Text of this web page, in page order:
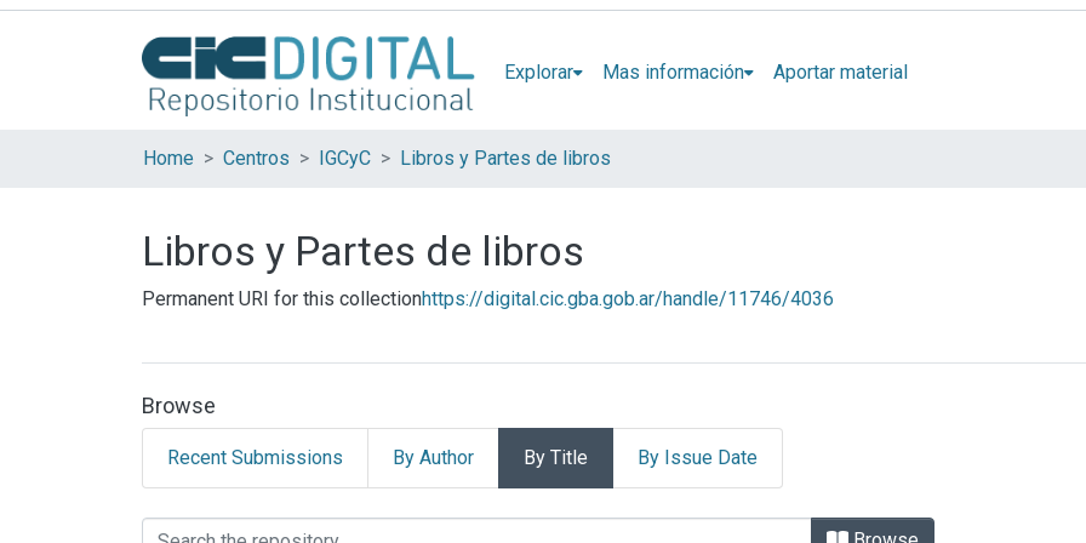
Explorar Mas información Aportar material
Home Centros IGCyC Libros y Partes de libros
Libros y Partes de libros
Permanent URI for this collectionhttps://digital.cic.gba.gob.ar/handle/11746/4036
Browse
Recent Submissions By Author By Title By Issue Date